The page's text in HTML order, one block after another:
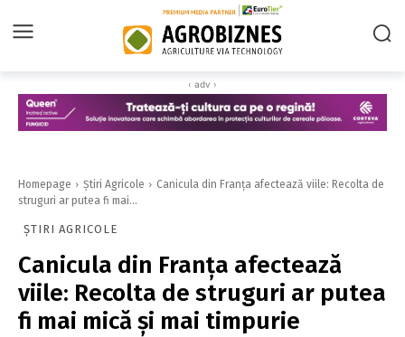
‹ adv ›
Homepage Știri Agricole
Canicula din Franța afectează viile: Recolta de
struguri ar putea fi mai...
ȘTIRI AGRICOLE
Canicula din Franța afectează
viile: Recolta de struguri ar putea
fi mai mică și mai timpurie